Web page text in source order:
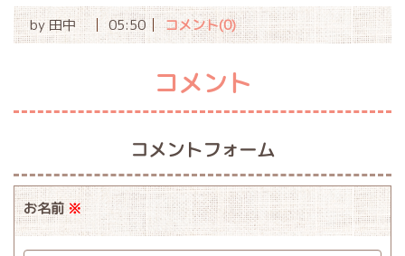
by田中 05:50 コメント(0)
コメント
コメントフォーム
お名前※